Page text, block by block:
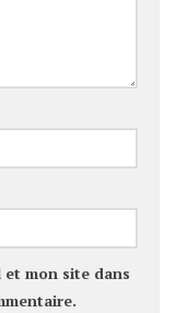
mon site dans